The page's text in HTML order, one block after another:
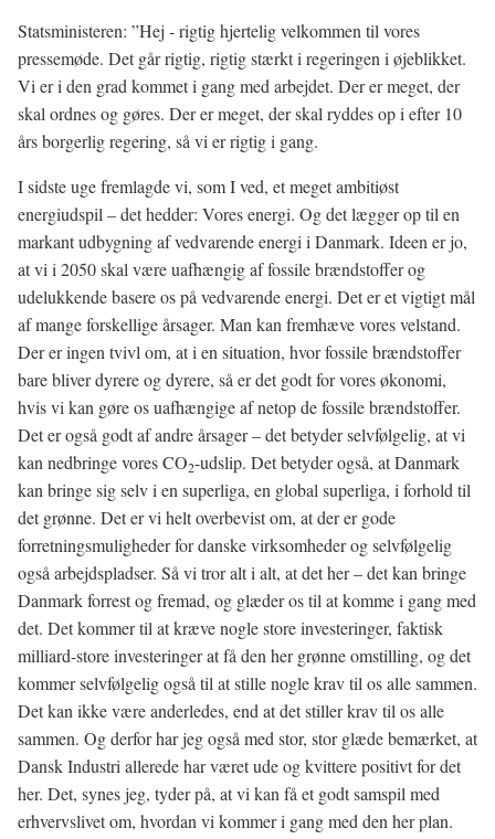
Statsministeren: ”Hej - rigtig hjertelig velkommen til vores
pressemøde. Det går rigtig, rigtig stærkt i regeringen i øjeblikket.
Vi er i den grad kommet i gang med arbejdet. Der er meget, der
skal ordnes og gøres. Der er meget, der skal ryddes op i efter 10
års borgerlig regering, så vi er rigtig i gang.
I sidste uge fremlagde vi, som I ved, et meget ambitiøst
energiudspil – det hedder: Vores energi. Og det lægger op til en
markant udbygning af vedvarende energi i Danmark. Ideen er jo,
at vi i 2050 skal være uafhængig af fossile brændstoffer og
udelukkende basere os på vedvarende energi. Det er et vigtigt mål
af mange forskellige årsager. Man kan fremhæve vores velstand.
Der er ingen tvivl om, at i en situation, hvor fossile brændstoffer
bare bliver dyrere og dyrere, så er det godt for vores økonomi,
hvis vi kan gøre os uafhængige af netop de fossile brændstoffer.
Det er også godt af andre årsager – det betyder selvfølgelig, at vi
kan nedbringe vores CO2-udslip. Det betyder også, at Danmark
kan bringe sig selv i en superliga, en global superliga, i forhold til
det grønne. Det er vi helt overbevist om, at der er gode
forretningsmuligheder for danske virksomheder og selvfølgelig
også arbejdspladser. Så vi tror alt i alt, at det her – det kan bringe
Danmark forrest og fremad, og glæder os til at komme i gang med
det. Det kommer til at kræve nogle store investeringer, faktisk
milliard-store investeringer at få den her grønne omstilling, og det
kommer selvfølgelig også til at stille nogle krav til os alle sammen.
Det kan ikke være anderledes, end at det stiller krav til os alle
sammen. Og derfor har jeg også med stor, stor glæde bemærket, at
Dansk Industri allerede har været ude og kvittere positivt for det
her. Det, synes jeg, tyder på, at vi kan få et godt samspil med
erhvervslivet om, hvordan vi kommer i gang med den her plan.